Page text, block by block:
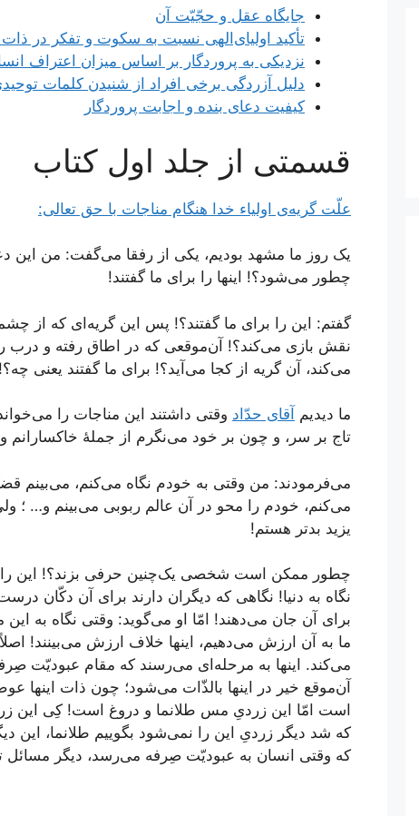
جایگاه عقل و حجّیّت آن
تأکید اولیای‌الهی نسبت به سکوت و تفکر در
نزدیکی به پروردگار بر اساس میزان اعتراف
دلیل آزردگی برخی افراد از شنیدن کلمات
کیفیت دعای بنده و اجابت پروردگار
قسمتی از جلد اول کتاب
علّت گریه‌ی اولیاء خدا هنگام مناجات با حق تعالی:
یک روز ما مشهد بودیم، یکی از رفقا می‌گفت: من این
چطور می‌شود؟! اینها را برای ما گفتند!
گفتم: این را برای ما گفتند؟! پس این گریه‌ای که
نقش بازی می‌کند؟! آن‌موقعی که در اطاق رفته و درب
می‌کند، آن گریه از کجا می‌آید؟! برای ما گفتند یعنی
ما دیدیم آقای حدّاد وقتی داشتند این مناجات را
تاج بر سر، و چون بر خود می‌نگرم از جملۀ‌ خاکسارانم
می‌فرمودند: من وقتی به خودم نگاه می‌کنم، می‌بینم
می‌کنم، خودم را محو در آن عالم ربوبی می‌بینم و… ؛
یزید بدتر هستم!
چطور ممکن است شخصی یک‌چنین حرفی بزند؟! این را
نگاه به دنیا! نگاهی که دیگران دارند برای آن دکّان
برای آن جان می‌دهند! امّا او می‌گوید: وقتی نگاه به
ما به آن ارزش می‌دهیم، اینها خلاف ارزش می‌بینند! اصلاً
می‌کند. اینها به مرحله‌ای می‌رسند که مقام عبودیّت
آن‌موقع خیر در اینها بالذّات می‌شود؛ چون ذات
است امّا این زردیِ مس طلا‌نما و دروغ است! کِی این
که شد دیگر زردیِ این را نمی‌شود بگوییم طلانما،
که وقتی انسان به عبودیّت صِرفه می‌رسد، دیگر مسائل